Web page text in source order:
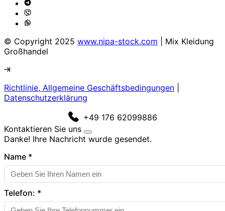
© Copyright 2025 www.nipa-stock.com | Mix Kleidung
Großhandel
Richtlinie, Allgemeine Geschäftsbedingungen
Datenschutzerklärung
+49 176 62099886
Kontaktieren Sie uns
Danke! Ihre Nachricht wurde gesendet.
Name *
Telefon: *